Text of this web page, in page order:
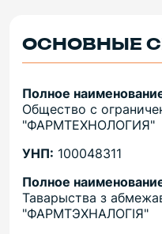
ОСНОВНЫЕ
Полное
Общество с
"ФАРМТЕХНОЛОГИЯ"
УНП: 100048311
Полное
Таварыства з
"ФАРМТЭХНАЛОГIЯ"